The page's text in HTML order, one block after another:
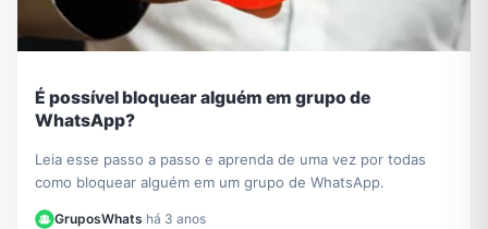
É possível bloquear alguém em grupo de
WhatsApp?
Leia esse passo a passo e aprenda de uma vez por todas
como bloquear alguém em um grupo de WhatsApp.
GruposWhats·há 3 anos